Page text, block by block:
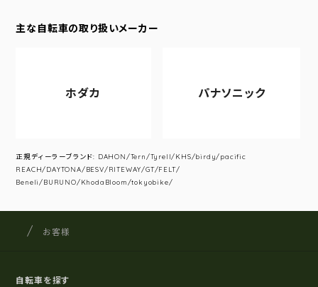
主な自転車の取り扱いメーカー
ホダカ パナソニック
正規ディーラーブランド: DAHON/Tern/Tyrell/KHS/birdy/pacific
REACH/DAYTONA/BESV/RITEWAY/GT/FELT/
Beneli/BURUNO/KhodaBloom/tokyobike/
サイト内の現在地
サイクルショップナカゴヤ
お客様
自転車を探す